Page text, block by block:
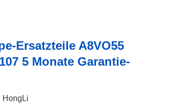
Ersatzteile A8VO55
5 Monate Garantie-
HongLi